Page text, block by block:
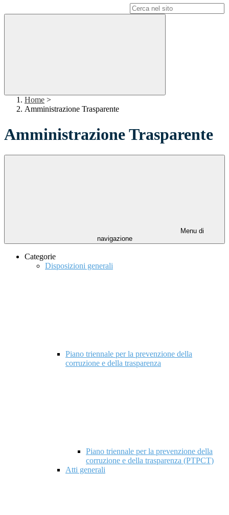
Home >
Amministrazione Trasparente
Amministrazione Trasparente
Menu di
navigazione
Categorie
Disposizioni generali
Piano triennale per la prevenzione della
corruzione e della trasparenza
Piano triennale per la prevenzione della
corruzione e della trasparenza (PTPCT)
Atti generali